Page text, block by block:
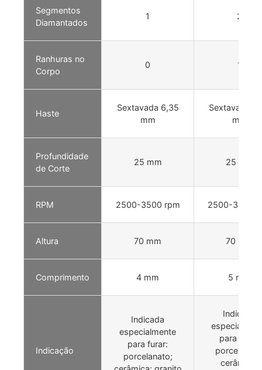
Segmentos
Diamantados
1 2
Ranhuras no
Corpo
0 1
Haste
Sextavada 6,35
mm
Sextavada
mm
Profundidade
de Corte
25 mm 25 mm
RPM 2500-3500 rpm 2500-3500
Altura 70 mm 70 mm
Comprimento 4 mm 5 mm
Indicação
Indicada
especialmente
para furar:
porcelanato;
Indicada
para furar:
cerâmica;